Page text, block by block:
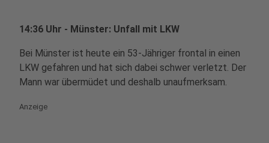
14:36 Uhr - Münster: Unfall mit LKW
Bei Münster ist heute ein 53-Jähriger frontal in einen
LKW gefahren und hat sich dabei schwer verletzt. Der
Mann war übermüdet und deshalb unaufmerksam.
Anzeige